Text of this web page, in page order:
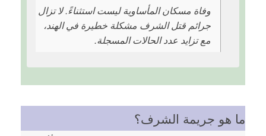
وفاة مسكان المأساوية ليست استثناءً. لا تزال
جرائم قتل الشرف مشكلة خطيرة في الهند،
مع تزايد عدد الحالات المسجلة.
ما هو جريمة الشرف؟